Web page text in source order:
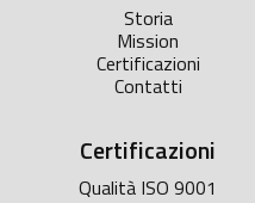
Storia
Mission
Certificazioni
Contatti
Certificazioni
Qualità ISO 9001